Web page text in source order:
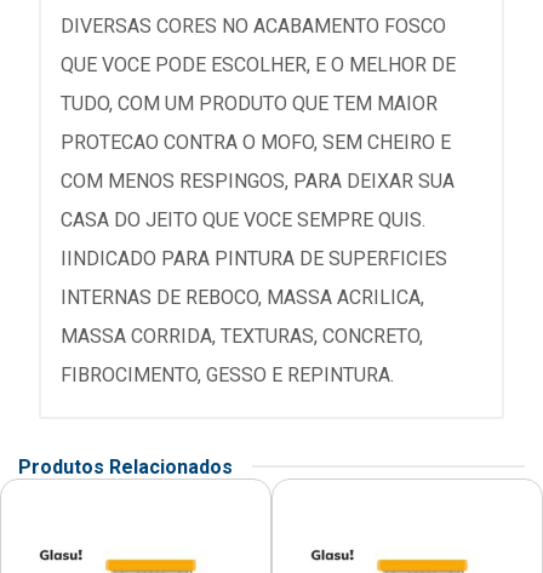
DIVERSAS CORES NO ACABAMENTO FOSCO
QUE VOCE PODE ESCOLHER, E O MELHOR DE
TUDO, COM UM PRODUTO QUE TEM MAIOR
PROTECAO CONTRA O MOFO, SEM CHEIRO E
COM MENOS RESPINGOS, PARA DEIXAR SUA
CASA DO JEITO QUE VOCE SEMPRE QUIS.
IINDICADO PARA PINTURA DE SUPERFICIES
INTERNAS DE REBOCO, MASSA ACRILICA,
MASSA CORRIDA, TEXTURAS, CONCRETO,
FIBROCIMENTO, GESSO E REPINTURA.
Produtos Relacionados